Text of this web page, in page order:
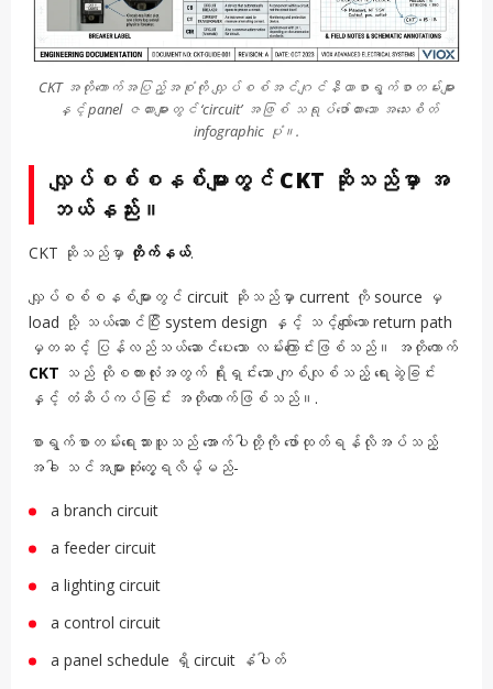
CKT အတိုကောက်အပြည့်အစုံကို လျှပ်စစ်အင်ဂျင်နီယာစာရွက်စာတမ်းများ
နှင့် panel ဇယားများတွင် ‘circuit’ အဖြစ် သရုပ်ဖော်ထားသော အသေးစိတ်
infographic ပုံ။.
လျှပ်စစ်စနစ်များတွင် CKT ဆိုသည်မှာ အ
ဘယ်နည်း။
CKT ဆိုသည်မှာ တိုက်နယ်.
လျှပ်စစ်စနစ်များတွင် circuit ဆိုသည်မှာ current ကို source မှ
load သို့ သယ်ဆောင်ပြီး system design နှင့် သင့်လျော်သော return path
မှတဆင့် ပြန်လည်သယ်ဆောင်ပေးသော လမ်းကြောင်းဖြစ်သည်။ အတိုကောက်
CKT သည် ထိုစကားလုံးအတွက် ရိုးရှင်းသော ကျစ်လျစ်သည့် ရေးဆွဲခြင်း
နှင့် တံဆိပ်ကပ်ခြင်း အတိုကောက်ဖြစ်သည်။.
စာရွက်စာတမ်းရေးသားသူသည် အောက်ပါတို့ကို ဖော်ထုတ်ရန်လိုအပ်သည့်
အခါ သင်အများဆုံးတွေ့ရလိမ့်မည်-
a branch circuit
a feeder circuit
a lighting circuit
a control circuit
a panel schedule ရှိ circuit နံပါတ်